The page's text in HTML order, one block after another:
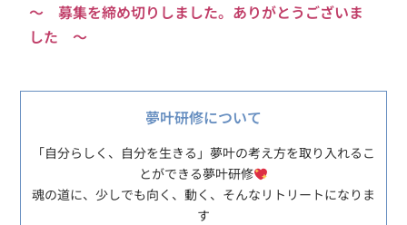
～ 募集を締め切りしました。ありがとうございま
した ～
夢叶研修について
「自分らしく、自分を生きる」夢叶の考え方を取り入れるこ
とができる夢叶研修
魂の道に、少しでも向く、動く、そんなリトリートになりま
す